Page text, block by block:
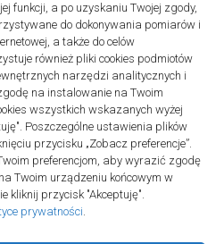
funkcji, a po uzyskaniu Twojej zgody,
do dokonywania pomiarów i
a także do celów
również pliki cookies podmiotów
narzędzi analitycznych i
na instalowanie na Twoim
wszystkich wskazanych wyżej
Poszczególne ustawienia plików
przycisku „Zobacz preferencje”.
preferencjom, aby wyrazić zgodę
Twoim urządzeniu końcowym w
kliknij przycisk "Akceptuję".
prywatności.
|Polityka prywatności